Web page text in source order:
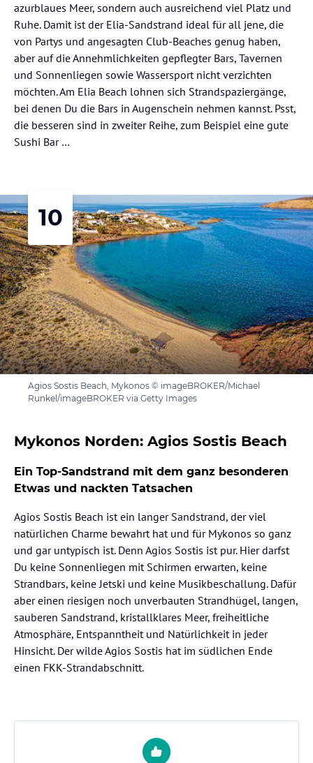
azurblaues Meer, sondern auch ausreichend viel Platz und
Ruhe. Damit ist der Elia-Sandstrand ideal für all jene, die
von Partys und angesagten Club-Beaches genug haben,
aber auf die Annehmlichkeiten gepflegter Bars, Tavernen
und Sonnenliegen sowie Wassersport nicht verzichten
möchten. Am Elia Beach lohnen sich Strandspaziergänge,
bei denen Du die Bars in Augenschein nehmen kannst. Psst,
die besseren sind in zweiter Reihe, zum Beispiel eine gute
Sushi Bar …
10
Agios Sostis Beach, Mykonos © imageBROKER/Michael
Runkel/imageBROKER via Getty Images
Mykonos Norden: Agios Sostis Beach
Ein Top-Sandstrand mit dem ganz besonderen
Etwas und nackten Tatsachen
Agios Sostis Beach ist ein langer Sandstrand, der viel
natürlichen Charme bewahrt hat und für Mykonos so ganz
und gar untypisch ist. Denn Agios Sostis ist pur. Hier darfst
Du keine Sonnenliegen mit Schirmen erwarten, keine
Strandbars, keine Jetski und keine Musikbeschallung. Dafür
aber einen riesigen noch unverbauten Strandhügel, langen,
sauberen Sandstrand, kristallklares Meer, freiheitliche
Atmosphäre, Entspanntheit und Natürlichkeit in jeder
Hinsicht. Der wilde Agios Sostis hat im südlichen Ende
einen FKK-Strandabschnitt.